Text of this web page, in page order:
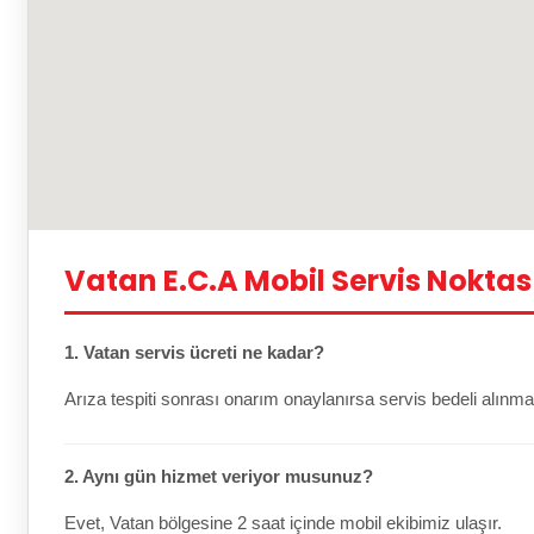
Vatan E.C.A Mobil Servis
1. Vatan servis ücreti ne kadar?
Arıza tespiti sonrası onarım onaylanırsa servis bedeli
2. Aynı gün hizmet veriyor musunuz?
Evet, Vatan bölgesine 2 saat içinde mobil ekibimiz ulaşır.